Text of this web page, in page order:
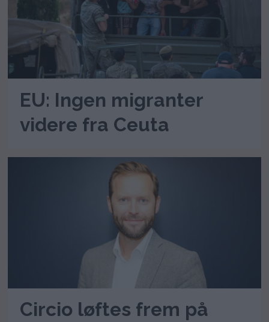
EU: Ingen migranter
videre fra Ceuta
Circio løftes frem på